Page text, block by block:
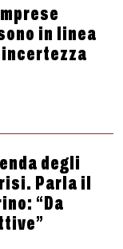
in linea
degli
Parla il
“Da